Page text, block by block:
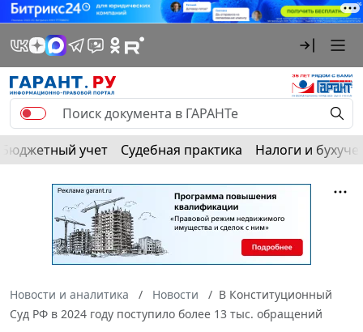
Бюджетный учет Судебная практика Налоги и
Новости и аналитика Новости
В Конституционный
Суд РФ в 2024 году поступило более 13 тыс. обращений